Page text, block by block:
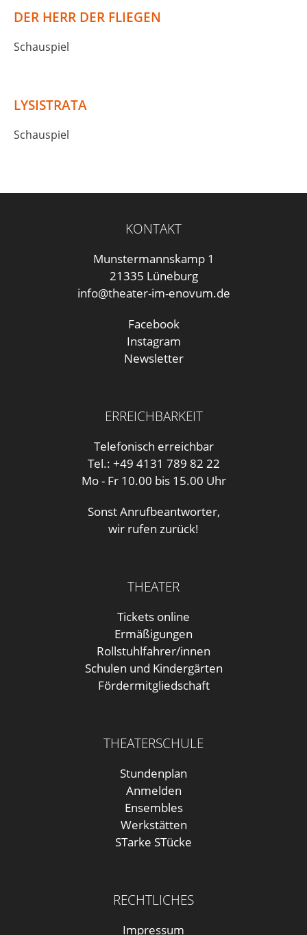
DER HERR DER FLIEGEN
Schauspiel
LYSISTRATA
Schauspiel
KONTAKT
Munstermannskamp 1
21335 Lüneburg
info@theater-im-enovum.de
Facebook
Instagram
Newsletter
ERREICHBARKEIT
Telefonisch erreichbar
Tel.: +49 4131 789 82 22
Mo - Fr 10.00 bis 15.00 Uhr
Sonst Anrufbeantworter,
wir rufen zurück!
THEATER
Tickets online
Ermäßigungen
Rollstuhlfahrer/innen
Schulen und Kindergärten
Fördermitgliedschaft
THEATERSCHULE
Stundenplan
Anmelden
Ensembles
Werkstätten
STarke STücke
RECHTLICHES
Impressum